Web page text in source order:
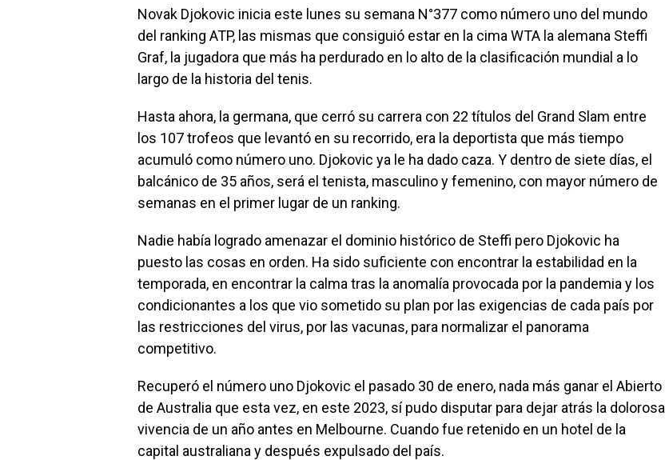
Novak Djokovic inicia este lunes su semana N°377 como número uno del mundo
del ranking ATP, las mismas que consiguió estar en la cima WTA la alemana Steffi
Graf, la jugadora que más ha perdurado en lo alto de la clasificación mundial a lo
largo de la historia del tenis.
Hasta ahora, la germana, que cerró su carrera con 22 títulos del Grand Slam entre
los 107 trofeos que levantó en su recorrido, era la deportista que más tiempo
acumuló como número uno. Djokovic ya le ha dado caza. Y dentro de siete días, el
balcánico de 35 años, será el tenista, masculino y femenino, con mayor número de
semanas en el primer lugar de un ranking.
Nadie había logrado amenazar el dominio histórico de Steffi pero Djokovic ha
puesto las cosas en orden. Ha sido suficiente con encontrar la estabilidad en la
temporada, en encontrar la calma tras la anomalía provocada por la pandemia y los
condicionantes a los que vio sometido su plan por las exigencias de cada país por
las restricciones del virus, por las vacunas, para normalizar el panorama
competitivo.
Recuperó el número uno Djokovic el pasado 30 de enero, nada más ganar el Abierto
de Australia que esta vez, en este 2023, sí pudo disputar para dejar atrás la dolorosa
vivencia de un año antes en Melbourne. Cuando fue retenido en un hotel de la
capital australiana y después expulsado del país.